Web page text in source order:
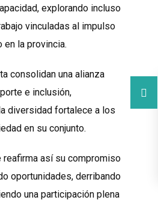
explorando incluso
vinculadas al impulso
en la provincia.
consolidan una alianza
e inclusión,
diversidad fortalece a los
en su conjunto.
reafirma así su compromiso
oportunidades, derribando
una participación plena